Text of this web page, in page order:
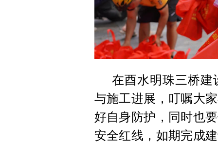
在酉水明珠三桥建
与施工进展，叮嘱大
好自身防护，同时也
安全红线，如期完成